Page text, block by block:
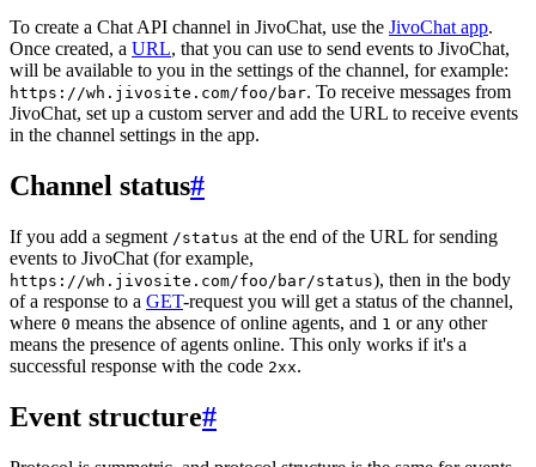
To create a Chat API channel in JivoChat, use the JivoChat app.
Once created, a URL, that you can use to send events to JivoChat,
will be available to you in the settings of the channel, for example:
https://wh.jivosite.com/foo/bar. To receive messages from
JivoChat, set up a custom server and add the URL to receive events
in the channel settings in the app.
Channel status#
If you add a segment /status at the end of the URL for sending
events to JivoChat (for example,
https://wh.jivosite.com/foo/bar/status), then in the body
of a response to a GET-request you will get a status of the channel,
where 0 means the absence of online agents, and 1 or any other
means the presence of agents online. This only works if it's a
successful response with the code 2xx.
Event structure#